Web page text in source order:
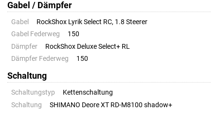
Gabel / Dämpfer
Gabel
RockShox Lyrik Select RC, 1.8 Steerer
Gabel Federweg
150
Dämpfer
RockShox Deluxe Select+ RL
Dämpfer Federweg
150
Schaltung
Schaltungstyp
Kettenschaltung
Schaltung
SHIMANO Deore XT RD-M8100 shadow+